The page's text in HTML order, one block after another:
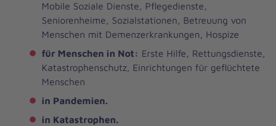
Mobile Soziale Dienste, Pflegedienste,
Seniorenheime, Sozialstationen, Betreuung von
Menschen mit Demenzerkrankungen, Hospize
für Menschen in Not: Erste Hilfe, Rettungsdienste,
Katastrophenschutz, Einrichtungen für geflüchtete
Menschen
in Pandemien.
in Katastrophen.